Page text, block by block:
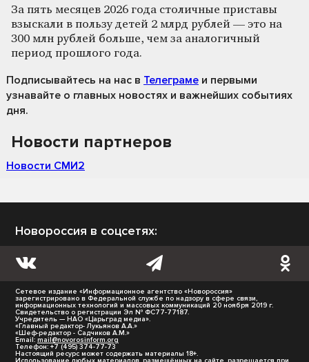
За пять месяцев 2026 года столичные приставы
взыскали в пользу детей 2 млрд рублей — это на
300 млн рублей больше, чем за аналогичный
период прошлого года.
Подписывайтесь на нас в Телеграме и первыми
узнавайте о главных новостях и важнейших событиях
дня.
Новости партнеров
Новости СМИ2
Новороссия в соцсетях:
Сетевое издание «Информационное агентство «Новороссия»
зарегистрировано в Федеральной службе по надзору в сфере связи,
информационных технологий и массовых коммуникаций 20 ноября 2019 г.
Свидетельство о регистрации Эл № ФС77-77187.
Учредитель — НАО «Царьград медиа».
«Главный редактор- Лукьянов А.А.»
«Шеф-редактор - Садчиков А.М.»
Email: mail@novorosinform.org
Телефон: +7 (495) 374-77-73
Настоящий ресурс может содержать материалы 18+.